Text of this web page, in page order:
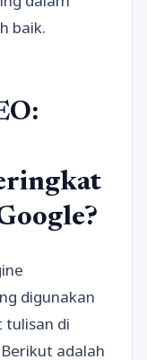
baik.
digunakan
di
adalah